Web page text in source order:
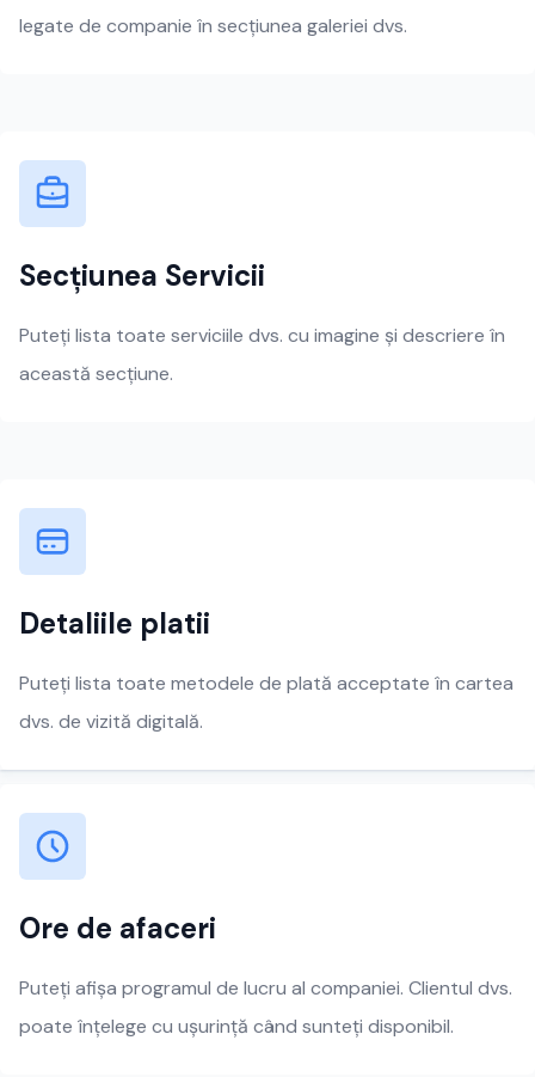
legate de companie în secțiunea galeriei dvs.
Secțiunea Servicii
Puteți lista toate serviciile dvs. cu imagine și descriere în
această secțiune.
Detaliile platii
Puteți lista toate metodele de plată acceptate în cartea
dvs. de vizită digitală.
Ore de afaceri
Puteți afișa programul de lucru al companiei. Clientul dvs.
poate înțelege cu ușurință când sunteți disponibil.